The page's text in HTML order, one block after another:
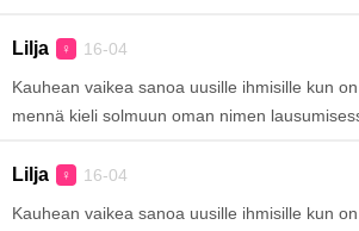
Lilja ♀ 16-04
Kauhean vaikea sanoa uusille ihmisille kun
mennä kieli solmuun oman nimen
Lilja ♀ 16-04
Kauhean vaikea sanoa uusille ihmisille kun